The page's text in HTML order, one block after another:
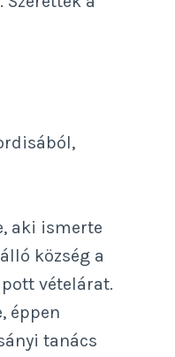
aki ismerte
község a
vételárat.
éppen
tanács